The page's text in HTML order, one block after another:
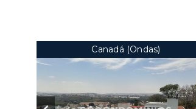
Canadá (Ondas)